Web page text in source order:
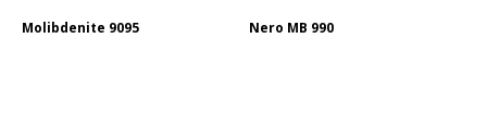
Molibdenite 9095 Nero MB 990